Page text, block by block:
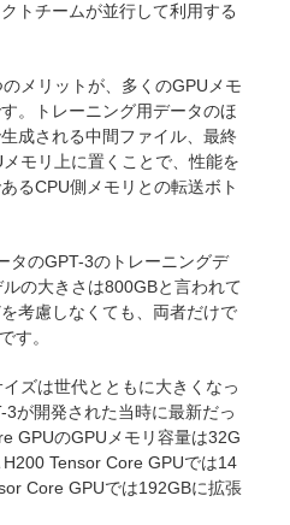
トチームが並行して利用する
メリットが、多くのGPUメモ
。トレーニング用データのほ
成される中間ファイル、最終
モリ上に置くことで、性能を
るCPU側メモリとの転送ボト
タのGPT-3のトレーニングデ
の大きさは800GBと言われて
考慮しなくても、両者だけで
す。
ズは世代とともに大きくなっ
が開発された当時に最新だっ
GPUのGPUメモリ容量は32G
Tensor Core GPUでは14
Core GPUでは192GBに拡張